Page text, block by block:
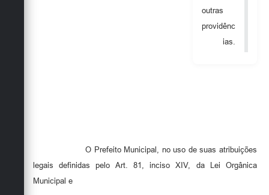
outras
providênc
ias.
O Prefeito Municipal, no uso de suas atribuições
legais definidas pelo Art. 81, inciso XIV, da Lei Orgânica
Municipal e